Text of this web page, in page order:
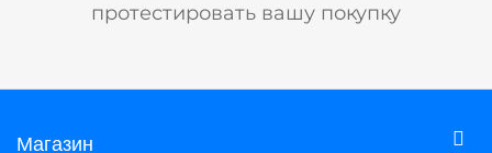
протестировать вашу покупку
Магазин